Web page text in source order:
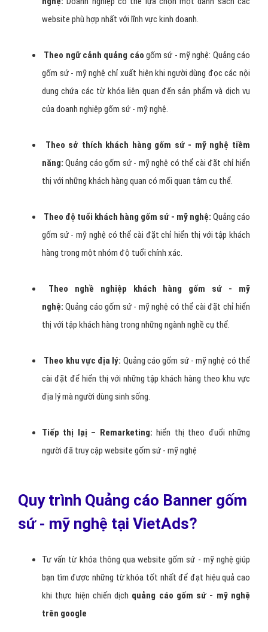
website phù hợp nhất với lĩnh vực kinh doanh.
Theo ngữ cảnh quảng cáo gốm sứ - mỹ nghệ: Quảng cáo
gốm sứ - mỹ nghệ chỉ xuất hiện khi người dùng đọc các nội
dung chứa các từ khóa liên quan đến sản phẩm và dịch vụ
của doanh nghiệp gốm sứ - mỹ nghệ.
Theo sở thích khách hàng gốm sứ - mỹ nghệ tiềm
năng: Quảng cáo gốm sứ - mỹ nghệ có thể cài đặt chỉ hiển
thị với những khách hàng quan có mối quan tâm cụ thể.
Theo độ tuổi khách hàng gốm sứ - mỹ nghệ: Quảng cáo
gốm sứ - mỹ nghệ có thể cài đặt chỉ hiển thị với tập khách
hàng trong một nhóm độ tuổi chính xác.
Theo nghề nghiệp khách hàng gốm sứ - mỹ
nghệ: Quảng cáo gốm sứ - mỹ nghệ có thể cài đặt chỉ hiển
thị với tập khách hàng trong những ngành nghề cụ thể.
Theo khu vực địa lý: Quảng cáo gốm sứ - mỹ nghệ có thể
cài đặt để hiển thị với những tập khách hàng theo khu vực
địa lý mà người dùng sinh sống.
Tiếp thị lạị – Remarketing: hiển thị theo đuổi những
người đã truy cập website gốm sứ - mỹ nghệ
Quy trình Quảng cáo Banner gốm
sứ - mỹ nghệ tại VietAds?
Tư vấn từ khóa thông qua website gốm sứ - mỹ nghệ giúp
bạn tìm được những từ khóa tốt nhất để đạt hiệu quả cao
khi thực hiện chiến dịch quảng cáo gốm sứ - mỹ nghệ
trên google